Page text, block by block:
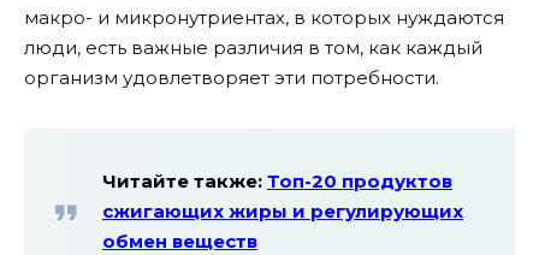
макро- и микронутриентах, в которых нуждаются
люди, есть важные различия в том, как каждый
организм удовлетворяет эти потребности.
Читайте также: Топ-20 продуктов
сжигающих жиры и регулирующих
обмен веществ